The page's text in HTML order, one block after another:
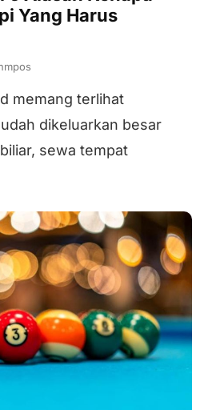
Yang Harus
memang terlihat
dikeluarkan besar
sewa tempat